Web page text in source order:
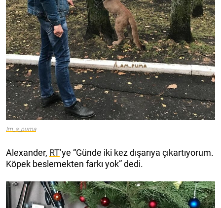
Im_a_puma
Alexander, RT’ye “Günde iki kez dışarıya çıkartıyorum.
Köpek beslemekten farkı yok” dedi.